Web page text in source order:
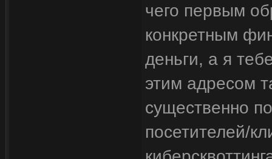
чего первым
конкретным
деньги, а я
этим адресом
существенно
посетителей/